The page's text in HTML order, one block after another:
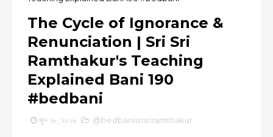
The Cycle of Ignorance &
Renunciation | Sri Sri
Ramthakur's Teaching
Explained Bani 190
#bedbani
জুন ২৮, ২০২৬ @bedbanisrisriramthakur